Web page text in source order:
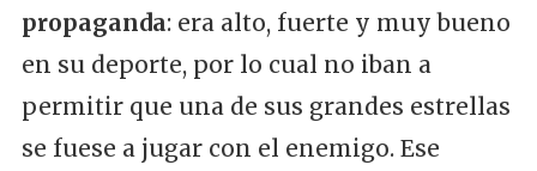
propaganda: era alto, fuerte y muy bueno
en su deporte, por lo cual no iban a
permitir que una de sus grandes estrellas
se fuese a jugar con el enemigo. Ese